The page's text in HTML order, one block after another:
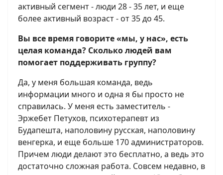
активный сегмент - люди 28 - 35 лет, и еще
более активный возраст - от 35 до 45.
Вы все время говорите «мы, у нас», есть
целая команда? Сколько людей вам
помогает поддерживать группу?
Да, у меня большая команда, ведь
информации много и одна я бы просто не
справилась. У меня есть заместитель -
Эржебет Петухов, психотерапевт из
Будапешта, наполовину русская, наполовину
венгерка, и еще больше 170 администраторов.
Причем люди делают это бесплатно, а ведь это
достаточно сложная работа. Совсем недавно, в